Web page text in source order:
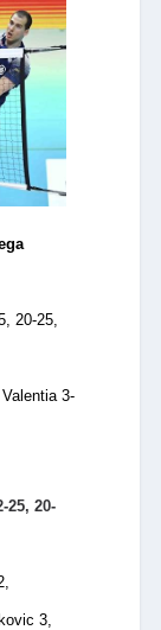
20-25,
3-
25, 20-
3,